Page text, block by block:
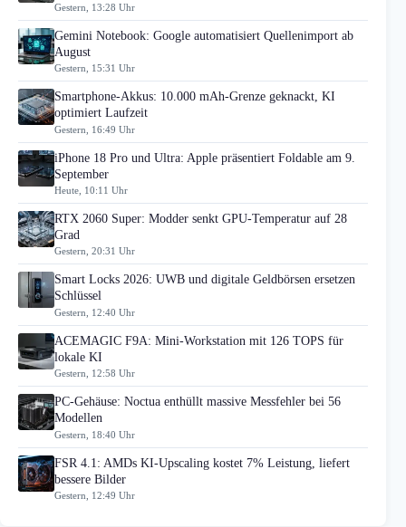
Gestern, 13:28 Uhr
Gemini Notebook: Google automatisiert Quellenimport ab
August
Gestern, 15:31 Uhr
Smartphone-Akkus: 10.000 mAh-Grenze geknackt, KI
optimiert Laufzeit
Gestern, 16:49 Uhr
iPhone 18 Pro und Ultra: Apple präsentiert Foldable am 9.
September
Heute, 10:11 Uhr
RTX 2060 Super: Modder senkt GPU-Temperatur auf 28
Grad
Gestern, 20:31 Uhr
Smart Locks 2026: UWB und digitale Geldbörsen ersetzen
Schlüssel
Gestern, 12:40 Uhr
ACEMAGIC F9A: Mini-Workstation mit 126 TOPS für
lokale KI
Gestern, 12:58 Uhr
PC-Gehäuse: Noctua enthüllt massive Messfehler bei 56
Modellen
Gestern, 18:40 Uhr
FSR 4.1: AMDs KI-Upscaling kostet 7% Leistung, liefert
bessere Bilder
Gestern, 12:49 Uhr